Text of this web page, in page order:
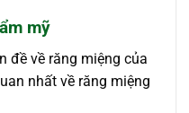
mỹ
đề về răng miệng của
nhất về răng miệng